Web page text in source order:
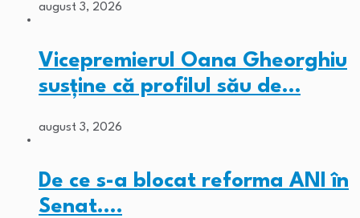
august 3, 2026
Vicepremierul Oana Gheorghiu
susține că profilul său de…
august 3, 2026
De ce s-a blocat reforma ANI în
Senat.…